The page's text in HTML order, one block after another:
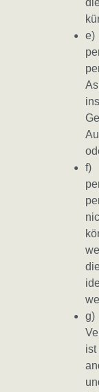
e)
f)
g)
ist